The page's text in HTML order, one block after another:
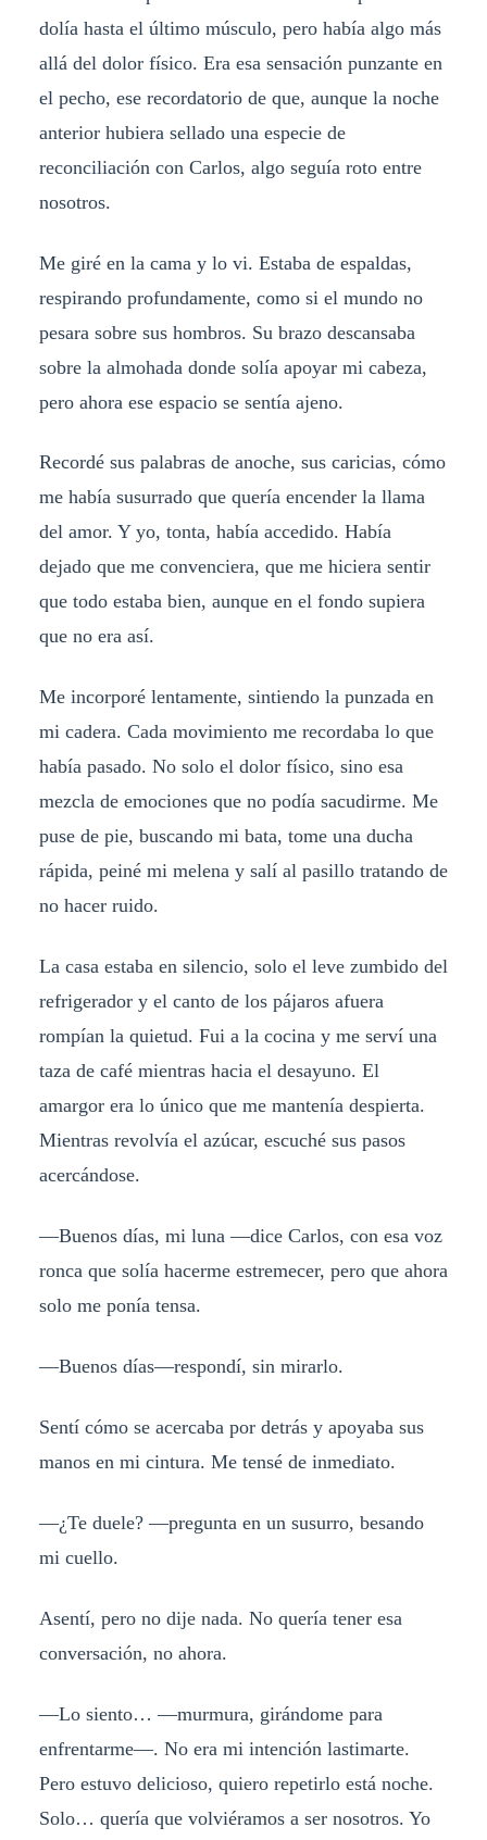
dolía hasta el último músculo, pero había algo más
allá del dolor físico. Era esa sensación punzante en
el pecho, ese recordatorio de que, aunque la noche
anterior hubiera sellado una especie de
reconciliación con Carlos, algo seguía roto entre
nosotros.
Me giré en la cama y lo vi. Estaba de espaldas,
respirando profundamente, como si el mundo no
pesara sobre sus hombros. Su brazo descansaba
sobre la almohada donde solía apoyar mi cabeza,
pero ahora ese espacio se sentía ajeno.
Recordé sus palabras de anoche, sus caricias, cómo
me había susurrado que quería encender la llama
del amor. Y yo, tonta, había accedido. Había
dejado que me convenciera, que me hiciera sentir
que todo estaba bien, aunque en el fondo supiera
que no era así.
Me incorporé lentamente, sintiendo la punzada en
mi cadera. Cada movimiento me recordaba lo que
había pasado. No solo el dolor físico, sino esa
mezcla de emociones que no podía sacudirme. Me
puse de pie, buscando mi bata, tome una ducha
rápida, peiné mi melena y salí al pasillo tratando de
no hacer ruido.
La casa estaba en silencio, solo el leve zumbido del
refrigerador y el canto de los pájaros afuera
rompían la quietud. Fui a la cocina y me serví una
taza de café mientras hacia el desayuno. El
amargor era lo único que me mantenía despierta.
Mientras revolvía el azúcar, escuché sus pasos
acercándose.
—Buenos días, mi luna —dice Carlos, con esa voz
ronca que solía hacerme estremecer, pero que ahora
solo me ponía tensa.
—Buenos días—respondí, sin mirarlo.
Sentí cómo se acercaba por detrás y apoyaba sus
manos en mi cintura. Me tensé de inmediato.
—¿Te duele? —pregunta en un susurro, besando
mi cuello.
Asentí, pero no dije nada. No quería tener esa
conversación, no ahora.
—Lo siento… —murmura, girándome para
enfrentarme—. No era mi intención lastimarte.
Pero estuvo delicioso, quiero repetirlo está noche.
Solo… quería que volviéramos a ser nosotros. Yo